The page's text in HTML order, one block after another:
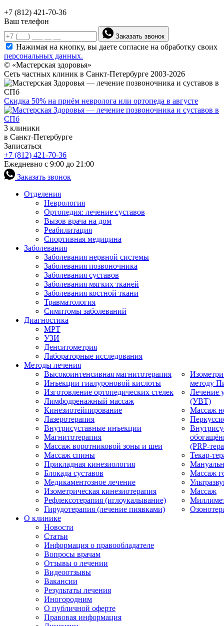
+7 (812) 421-70-36
Ваш телефон
Заказать звонок
Нажимая на кнопку, вы даете согласие на обработку своих
персональных данных.
© «Мастерская здоровья»
Сеть частных клиник в Санкт-Петербурге 2003-2026
Скидка 50% на приём невролога или ортопеда в августе
3 клиники
в Санкт-Петербурге
Записаться
+7 (812) 421-70-36
Ежедневно с 9:00 до 21:00
Заказать звонок
Отделения
Неврология
Ортопедия: лечение суставов
Вызов врача на дом
Реабилитация
Спортивная медицина
Заболевания
Заболевания нервной системы
Заболевания позвоночника
Заболевания суставов
Заболевания мягких тканей
Заболевания костной ткани
Травматология
Симптомы заболеваний
Диагностика
МРТ
УЗИ
Денситометрия
Лабораторные исследования
Методы лечения
Высокоинтенсивная магнитотерапия
Инъекции гиалуроновой кислоты
Изготовление ортопедических стелек
Лимфодренажный массаж
Кинезиотейпирование
Лазеротерапия
Внутрисуставные инъекции
Магнитотерапия
Массаж воротниковой зоны и шеи
Массаж спины
Прикладная кинезиология
Блокада суставов
Медикаментозное лечение
Изометрическая кинезиотерапия
Рефлексотерапия (иглоукалывание)
Гирудотерапия (лечение пиявками)
методу
Лечение
(УВТ)
Массаж
(PRP-
Текар-
Массаж
Массаж
О клинике
Новости
Статьи
Информация о правообладателе
Вопросы врачам
Отзывы о лечении
Видеоотзывы
Вакансии
Результаты лечения
Иногородним
О публичной оферте
Правовая информация